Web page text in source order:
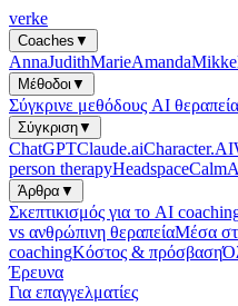
verke
Coaches ▼
AnnaJudithMarieAmanda
Μέθοδοι▼
Σύγκρινε μεθόδους AI
Σύγκριση▼
ChatGPTClaude.aiCharacter.AI
person therapyHeadspaceCalm
Άρθρα ▼
Σκεπτικισμός για το AI
vs ανθρώπινη θεραπείαΜέσα
coachingΚόστος & πρόσβαση
Έρευνα
Για επαγγελματίες